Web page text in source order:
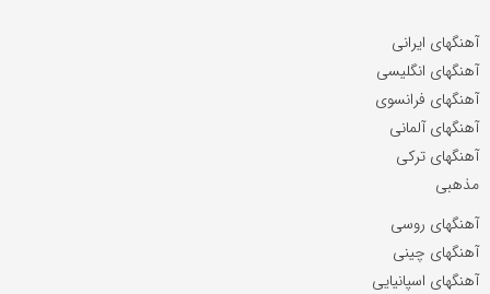
آهنگهای ایرانی
آهنگهای انگلیسی
آهنگهای فرانسوی
آهنگهای آلمانی
آهنگهای ترکی
مذهبی
آهنگهای روسی
آهنگهای چینی
آهنگهای اسپانیایی